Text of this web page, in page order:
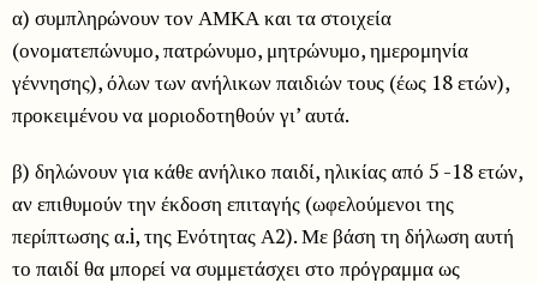
α) συμπληρώνουν τον ΑΜΚΑ και τα στοιχεία
(ονοματεπώνυμο, πατρώνυμο, μητρώνυμο, ημερομηνία
γέννησης), όλων των ανήλικων παιδιών τους (έως 18 ετών),
προκειμένου να μοριοδοτηθούν γι’ αυτά.
β) δηλώνουν για κάθε ανήλικο παιδί, ηλικίας από 5 -18 ετών,
αν επιθυμούν την έκδοση επιταγής (ωφελούμενοι της
περίπτωσης α.i, της Ενότητας Α2). Με βάση τη δήλωση αυτή
το παιδί θα μπορεί να συμμετάσχει στο πρόγραμμα ως